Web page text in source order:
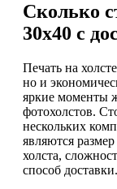
Сколько
30х40 с
Печать на
но и
яркие моменты
фотохолстов.
нескольких
являются
холста,
способ доставки.